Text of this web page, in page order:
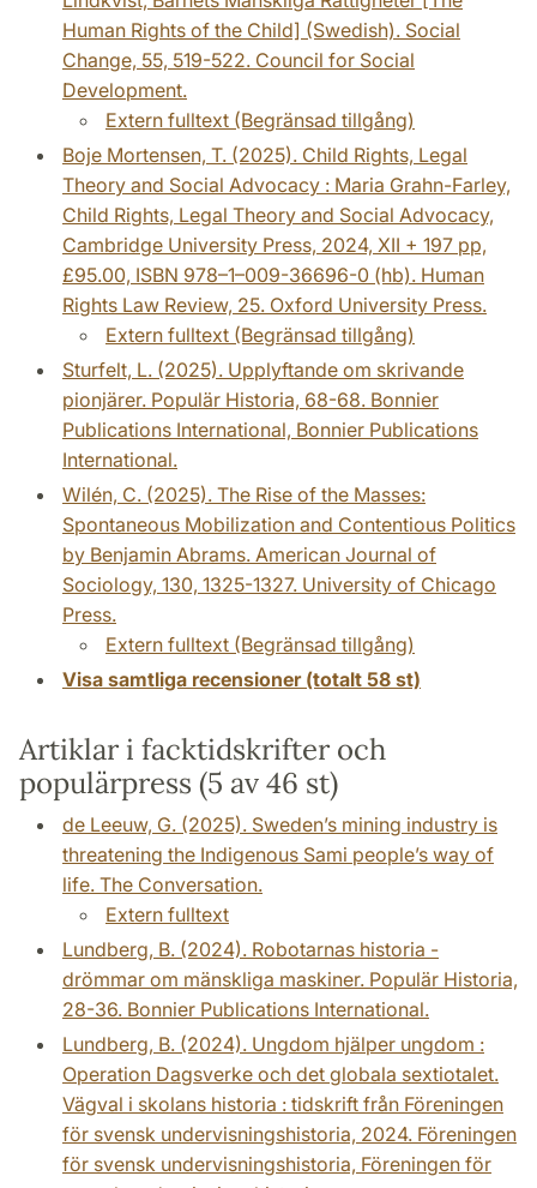
Human Rights of the Child] (Swedish). Social
Change, 55, 519-522. Council for Social
Development.
Extern fulltext (Begränsad tillgång)
Boje Mortensen, T. (2025). Child Rights, Legal
Theory and Social Advocacy : Maria Grahn-Farley,
Child Rights, Legal Theory and Social Advocacy,
Cambridge University Press, 2024, XII + 197 pp,
£95.00, ISBN 978–1–009-36696-0 (hb). Human
Rights Law Review, 25. Oxford University Press.
Extern fulltext (Begränsad tillgång)
Sturfelt, L. (2025). Upplyftande om skrivande
pionjärer. Populär Historia, 68-68. Bonnier
Publications International, Bonnier Publications
International.
Wilén, C. (2025). The Rise of the Masses:
Spontaneous Mobilization and Contentious Politics
by Benjamin Abrams. American Journal of
Sociology, 130, 1325-1327. University of Chicago
Press.
Extern fulltext (Begränsad tillgång)
Visa samtliga recensioner (totalt 58 st)
Artiklar i facktidskrifter och
populärpress (5 av 46 st)
de Leeuw, G. (2025). Sweden’s mining industry is
threatening the Indigenous Sami people’s way of
life. The Conversation.
Extern fulltext
Lundberg, B. (2024). Robotarnas historia -
drömmar om mänskliga maskiner. Populär Historia,
28-36. Bonnier Publications International.
Lundberg, B. (2024). Ungdom hjälper ungdom :
Operation Dagsverke och det globala sextiotalet.
Vägval i skolans historia : tidskrift från Föreningen
för svensk undervisningshistoria, 2024. Föreningen
för svensk undervisningshistoria, Föreningen för